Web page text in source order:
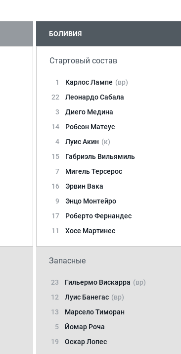
БОЛИВИЯ
Стартовый состав
1 Карлос Лампе (вр)
22
Леонардо Сабала
3
Диего Медина
14
Робсон Матеус
4
Луис Акин (к)
15
Габриэль Вильямиль
7
Мигель Терсерос
16
Эрвин Вака
9
Энцо Монтейро
17
Роберто Фернандес
11
Хосе Мартинес
Запасные
23 Гильермо Вискарра (вр)
12
Луис Банегас (вр)
13
Марсело Тиморан
5
Йомар Роча
19
Оскар Лопес